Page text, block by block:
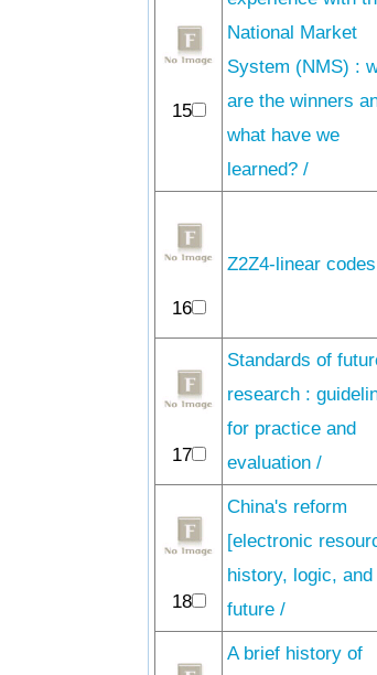
15
National Market
System (NMS) :
are the winners
what have we
learned? /
16
Z2Z4-linear
17
Standards of
research :
for practice and
evaluation /
18
China's reform
[electronic
history, logic, and
future /
A brief history of